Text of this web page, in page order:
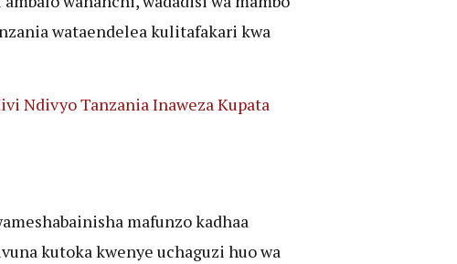
wataendelea kulitafakari kwa
Ndivyo Tanzania Inaweza Kupata
mafunzo kadhaa
kutoka kwenye uchaguzi huo wa